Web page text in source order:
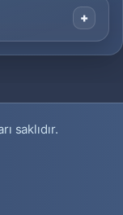
saklıdır.